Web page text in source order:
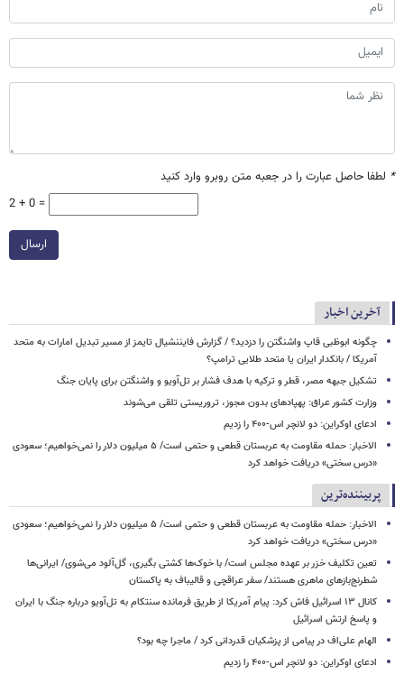
* لطفا حاصل عبارت را در جعبه متن روبرو وارد کنید
2 + 0 =
ارسال
آخرین اخبار
چگونه ابوظبی قاپ واشنگتن را دزدید؟ / گزارش فایننشیال تایمز از مسیر تبدیل امارات به متحد
آمریکا / بانکدار ایران یا متحد طلایی ترامپ؟
تشکیل جبهه‌ مصر، قطر و ترکیه با هدف فشار بر تل‌آویو و واشنگتن برای پایان جنگ
وزارت کشور عراق: پهپادهای بدون مجوز، تروریستی تلقی می‌شوند
ادعای اوکراین: دو لانچر اس-۴۰۰ را زدیم
الاخبار: حمله مقاومت به عربستان قطعی و حتمی است/ ۵ میلیون دلار را نمی‌خواهیم؛ سعودی
«درس سختی» دریافت خواهد کرد
پربیننده‌ترین
الاخبار: حمله مقاومت به عربستان قطعی و حتمی است/ ۵ میلیون دلار را نمی‌خواهیم؛ سعودی
«درس سختی» دریافت خواهد کرد
تعین تکلیف خزر بر عهده مجلس است/ با خوک‌ها کشتی بگیری، گل‌آلود می‌شوی/ ایرانی‌ها
شطرنج‌بازهای ماهری هستند/ سفر عراقچی و قالیباف به پاکستان
کانال ۱۳ اسرائیل فاش کرد: پیام آمریکا از طریق فرمانده سنتکام به تل‌آویو درباره جنگ با ایران
و پاسخ ارتش اسرائیل
الهام علی‌اف در پیامی از پزشکیان قدردانی کرد / ماجرا چه بود؟
ادعای اوکراین: دو لانچر اس-۴۰۰ را زدیم